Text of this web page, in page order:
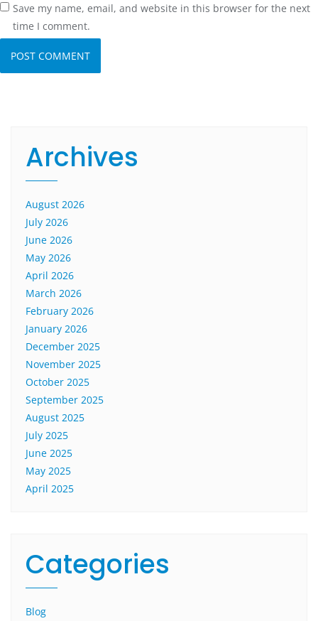
Save my name, email, and website in this browser for the next
time I comment.
Archives
August 2026
July 2026
June 2026
May 2026
April 2026
March 2026
February 2026
January 2026
December 2025
November 2025
October 2025
September 2025
August 2025
July 2025
June 2025
May 2025
April 2025
Categories
Blog